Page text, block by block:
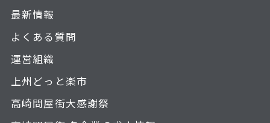
最新情報
よくある質問
運営組織
上州どっと楽市
高崎問屋街大感謝祭